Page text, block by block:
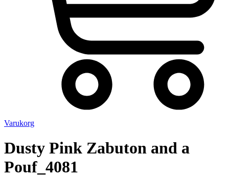
Varukorg
Dusty Pink Zabuton and a
Pouf_4081